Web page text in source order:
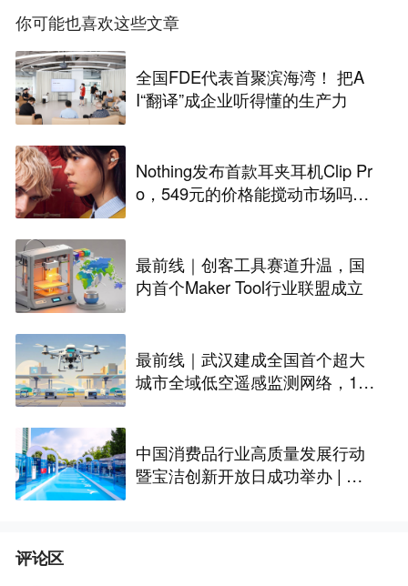
你可能也喜欢这些文章
全国FDE代表首聚滨海湾！ 把A
I“翻译”成企业听得懂的生产力
Nothing发布首款耳夹耳机Clip Pr
o，549元的价格能搅动市场吗？
最前线｜创客工具赛道升温，国
内首个Maker Tool行业联盟成立
最前线｜武汉建成全国首个超大
城市全域低空遥感监测网络，146
中国消费品行业高质量发展行动
暨宝洁创新开放日成功举办 | 最
评论区